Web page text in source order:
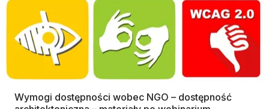
Wymogi dostępności wobec NGO – dostępność